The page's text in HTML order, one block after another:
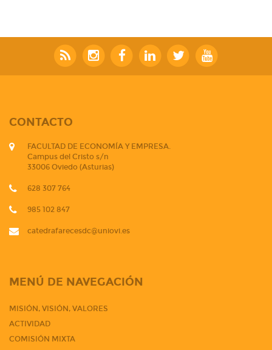
CONTACTO
FACULTAD DE ECONOMÍA Y EMPRESA.
Campus del Cristo s/n
33006 Oviedo (Asturias)
628 307 764
985 102 847
catedrafarecesdc@uniovi.es
MENÚ DE NAVEGACIÓN
MISIÓN, VISIÓN, VALORES
ACTIVIDAD
COMISIÓN MIXTA